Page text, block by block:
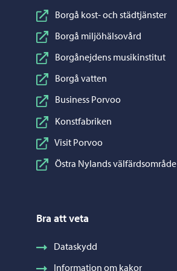
Borgå kost- och städtjänster
Borgå miljöhälsovård
Borgånejdens musikinstitut
Borgå vatten
Business Porvoo
Konstfabriken
Visit Porvoo
Östra Nylands välfärdsområde
Bra att veta
Dataskydd
Information om kakor